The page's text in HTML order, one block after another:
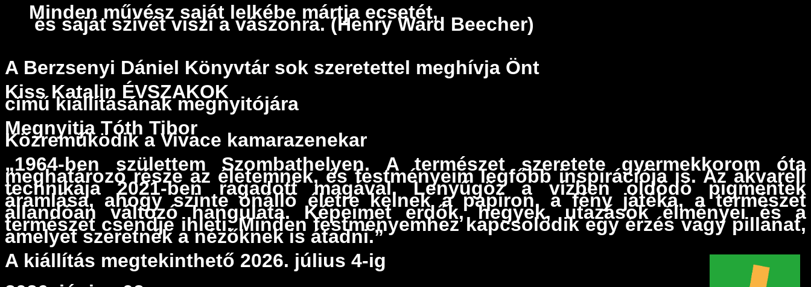
Minden művész saját lelkébe mártja ecsetét,
és saját szívét viszi a vászonra. (Henry Ward Beecher)
A Berzsenyi Dániel Könyvtár sok szeretettel meghívja Önt
Kiss Katalin ÉVSZAKOK
című kiállításának megnyitójára
Megnyitja Tóth Tibor
Közreműködik a Vivace kamarazenekar
„1964-ben születtem Szombathelyen. A természet szeretete gyermekkorom óta
meghatározó része az életemnek, és festményeim legfőbb inspirációja is. Az akvarell
technikája 2021-ben ragadott magával. Lenyűgöz a vízben oldódó pigmentek
áramlása, ahogy szinte önálló életre kelnek a papíron, a fény játéka, a természet
állandóan változó hangulata. Képeimet erdők, hegyek, utazások élményei és a
természet csendje ihleti. Minden festményemhez kapcsolódik egy érzés vagy pillanat,
amelyet szeretnék a nézőknek is átadni.”
A kiállítás megtekinthető 2026. július 4-ig